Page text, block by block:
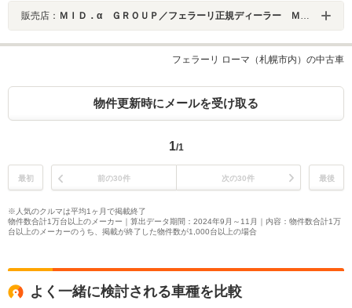
販売店： ＭＩＤ．α ＧＲＯＵＰ／フェラーリ正規ディーラー ＭＩＤ Ｓａｐｐｏｒｏ／株式会社ＭＩＤ ＡＬＦＡ
フェラーリ ローマ（札幌市内）の中古車
物件更新時にメールを受け取る
1/1
最初 前の30件 次の30件 最後
※人気のクルマは平均1ヶ月で掲載終了
物件数合計1万台以上のメーカー｜算出データ期間：2024年9月～11月｜内容：物件数合計1万
台以上のメーカーのうち、掲載が終了した物件数が1,000台以上の場合
よく一緒に検討される車種を比較